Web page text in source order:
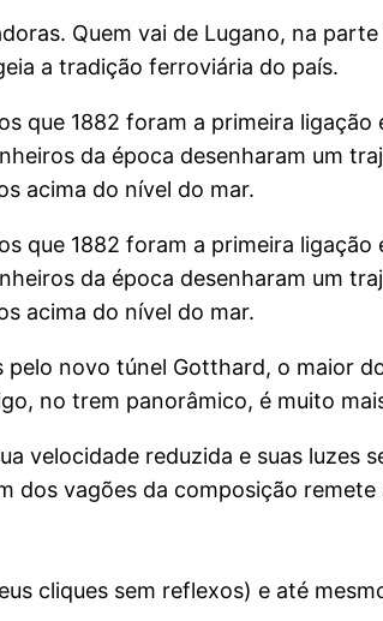
Quem vai de Lugano, na
a tradição ferroviária do país.
que 1882 foram a primeira
da época desenharam um
acima do nível do mar.
que 1882 foram a primeira
da época desenharam um
acima do nível do mar.
novo túnel Gotthard, o maior
no trem panorâmico, é muito
velocidade reduzida e suas luzes
vagões da composição
cliques sem reflexos) e até